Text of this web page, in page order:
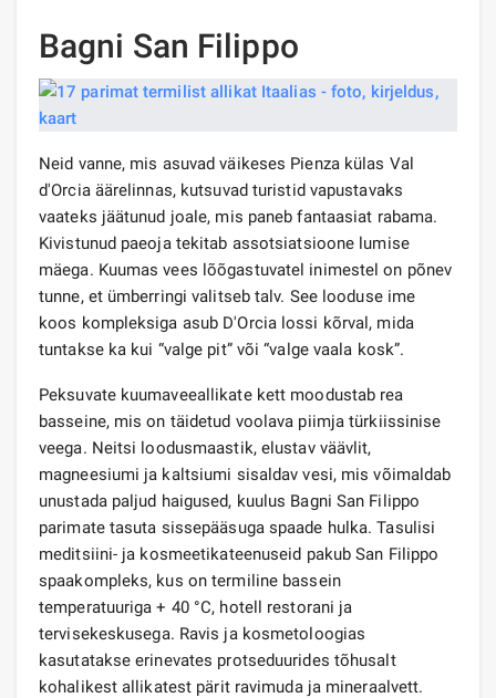
Bagni San Filippo
Neid vanne, mis asuvad väikeses Pienza külas Val
d'Orcia äärelinnas, kutsuvad turistid vapustavaks
vaateks jäätunud joale, mis paneb fantaasiat rabama.
Kivistunud paeoja tekitab assotsiatsioone lumise
mäega. Kuumas vees lõõgastuvatel inimestel on põnev
tunne, et ümberringi valitseb talv. See looduse ime
koos kompleksiga asub D'Orcia lossi kõrval, mida
tuntakse ka kui “valge pit” või “valge vaala kosk”.
Peksuvate kuumaveeallikate kett moodustab rea
basseine, mis on täidetud voolava piimja türkiissinise
veega. Neitsi loodusmaastik, elustav väävlit,
magneesiumi ja kaltsiumi sisaldav vesi, mis võimaldab
unustada paljud haigused, kuulus Bagni San Filippo
parimate tasuta sissepääsuga spaade hulka. Tasulisi
meditsiini- ja kosmeetikateenuseid pakub San Filippo
spaakompleks, kus on termiline bassein
temperatuuriga + 40 °C, hotell restorani ja
tervisekeskusega. Ravis ja kosmetoloogias
kasutatakse erinevates protseduurides tõhusalt
kohalikest allikatest pärit ravimuda ja mineraalvett.